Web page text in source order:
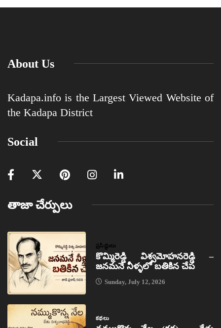
About Us
Kadapa.info is the Largest Viewed Website of
the Kadapa District
Social
తాజా చేర్పులు
ప్రసిద్ధులు
కొమ్మిరెడ్డి విశ్వమోహనరెడ్డి –
జనమనే నీళ్ళలో బతికిన చేప
Sunday, July 12, 2026
కథలు